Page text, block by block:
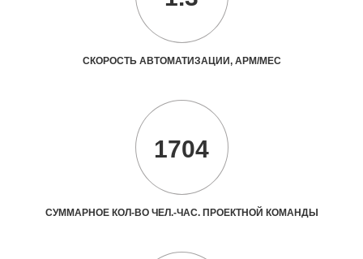
СКОРОСТЬ АВТОМАТИЗАЦИИ, АРМ/МЕС
1704
СУММАРНОЕ КОЛ-ВО ЧЕЛ.-ЧАС. ПРОЕКТНОЙ КОМАНДЫ